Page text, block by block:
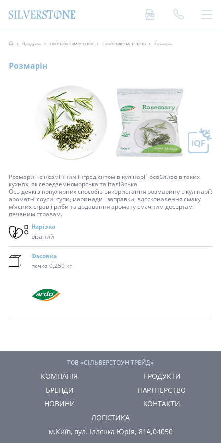
Продукти ОВОЧЕВА ЗАМОРОЗКА ЗАМОРОЖЕНА ЗЕЛЕНЬ Розмарін
Розмарін
Розмарин є незмінним інгредієнтом в кулінарії, особливо в таких
кухнях, як середземноморська та італійська.
Ось деякі з популярних способів використання розмарину в кулінарії:
ароматні соуси, супи, маринади і заправки, вдосконалення смаку
м’ясних страв і риби та додавання аромату смачним десертам і
печеним стравам.
Нарізка
різаний
Фасовка
пачка 0,250 кг
ТОВ «СІЛЬВЕРСТОУН ТРЕЙД»
КОМПАНІЯ
ПРОДУКТИ
БРЕНДИ
ПАРТНЕРСТВО
НОВИНИ
КОНТАКТИ
ЛОГІСТИКА
м.Київ, вул. Іллєнка Юрія, 81А,04050